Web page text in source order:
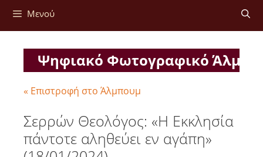
Μενού
Ψηφιακό Φωτογραφικό
« Επιστροφή στο Άλμπουμ
Σερρών Θεολόγος: «Η Εκκλησία
πάντοτε αληθεύει εν αγάπη»